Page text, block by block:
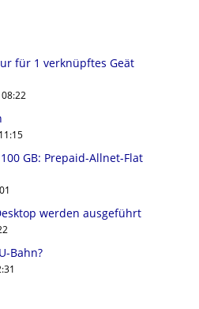
für 1 verknüpftes Geät
GB: Prepaid-Allnet-Flat
werden ausgeführt
Bahn?